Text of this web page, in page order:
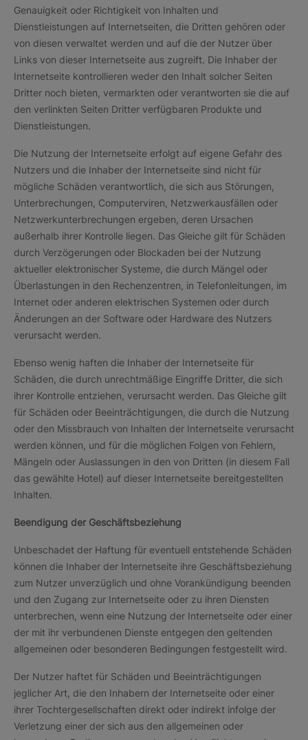
Genauigkeit oder Richtigkeit von Inhalten und
Dienstleistungen auf Internetseiten, die Dritten gehören oder
von diesen verwaltet werden und auf die der Nutzer über
Links von dieser Internetseite aus zugreift. Die Inhaber der
Internetseite kontrollieren weder den Inhalt solcher Seiten
Dritter noch bieten, vermarkten oder verantworten sie die auf
den verlinkten Seiten Dritter verfügbaren Produkte und
Dienstleistungen.
Die Nutzung der Internetseite erfolgt auf eigene Gefahr des
Nutzers und die Inhaber der Internetseite sind nicht für
mögliche Schäden verantwortlich, die sich aus Störungen,
Unterbrechungen, Computerviren, Netzwerkausfällen oder
Netzwerkunterbrechungen ergeben, deren Ursachen
außerhalb ihrer Kontrolle liegen. Das Gleiche gilt für Schäden
durch Verzögerungen oder Blockaden bei der Nutzung
aktueller elektronischer Systeme, die durch Mängel oder
Überlastungen in den Rechenzentren, in Telefonleitungen, im
Internet oder anderen elektrischen Systemen oder durch
Änderungen an der Software oder Hardware des Nutzers
verursacht werden.
Ebenso wenig haften die Inhaber der Internetseite für
Schäden, die durch unrechtmäßige Eingriffe Dritter, die sich
ihrer Kontrolle entziehen, verursacht werden. Das Gleiche gilt
für Schäden oder Beeinträchtigungen, die durch die Nutzung
oder den Missbrauch von Inhalten der Internetseite verursacht
werden können, und für die möglichen Folgen von Fehlern,
Mängeln oder Auslassungen in den von Dritten (in diesem Fall
das gewählte Hotel) auf dieser Internetseite bereitgestellten
Inhalten.
Beendigung der Geschäftsbeziehung
Unbeschadet der Haftung für eventuell entstehende Schäden
können die Inhaber der Internetseite ihre Geschäftsbeziehung
zum Nutzer unverzüglich und ohne Vorankündigung beenden
und den Zugang zur Internetseite oder zu ihren Diensten
unterbrechen, wenn eine Nutzung der Internetseite oder einer
der mit ihr verbundenen Dienste entgegen den geltenden
allgemeinen oder besonderen Bedingungen festgestellt wird.
Der Nutzer haftet für Schäden und Beeinträchtigungen
jeglicher Art, die den Inhabern der Internetseite oder einer
ihrer Tochtergesellschaften direkt oder indirekt infolge der
Verletzung einer der sich aus den allgemeinen oder